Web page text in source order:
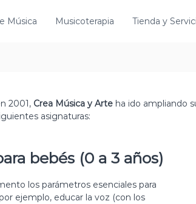
Música Musicoterapia Tienda y
2001, Crea Música y Arte ha ido ampliando
asignaturas:
bebés (0 a 3 años)
los parámetros esenciales para
ejemplo, educar la voz (con los